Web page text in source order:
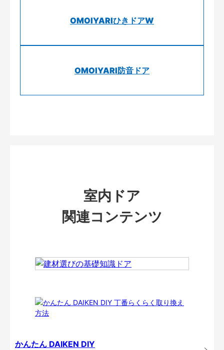
OMOIYARIひきドアW
OMOIYARI防音ドア
室内ドア
関連コンテンツ
かんたん DAIKEN DIY